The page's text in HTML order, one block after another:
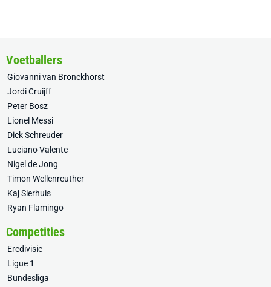
Voetballers
Giovanni van Bronckhorst
Jordi Cruijff
Peter Bosz
Lionel Messi
Dick Schreuder
Luciano Valente
Nigel de Jong
Timon Wellenreuther
Kaj Sierhuis
Ryan Flamingo
Competities
Eredivisie
Ligue 1
Bundesliga